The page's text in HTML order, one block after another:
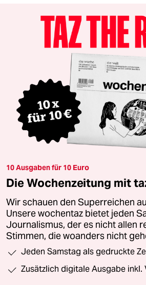
10 Ausgaben für 10 Euro
Die Wochenzeitung mit
Wir schauen den Superreichen
Unsere wochentaz bietet jeden
Journalismus, der es nicht allen
Stimmen, die woanders nicht
Jeden Samstag als gedruckte
Zusätzlich digitale Ausgabe inkl.